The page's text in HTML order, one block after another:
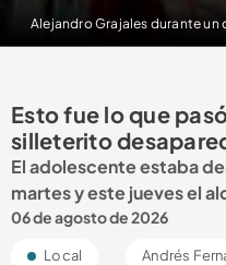
Alejandro Grajales durante un
Esto fue lo que
silleterito
El adolescente estaba
martes y este jueves el
06 de agosto de 2026
Local Andrés